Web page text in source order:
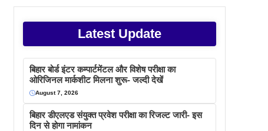
Latest Update
बिहार बोर्ड इंटर कम्पार्टमेंटल और विशेष परीक्षा का
ओरिजिनल मार्कशीट मिलना शुरू- जल्दी देखें
August 7, 2026
बिहार डीएलएड संयुक्त प्रवेश परीक्षा का रिजल्ट जारी- इस
दिन से होगा नामांकन